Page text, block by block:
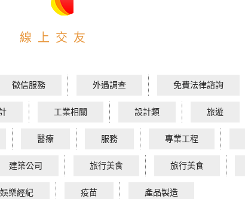
線上交友
徵信服務 外遇調查 免費法律諮詢
工業相關 設計類 旅遊
醫療 服務 專業工程
建築公司 旅行美食 旅行美食
娛樂經紀 疫苗 產品製造